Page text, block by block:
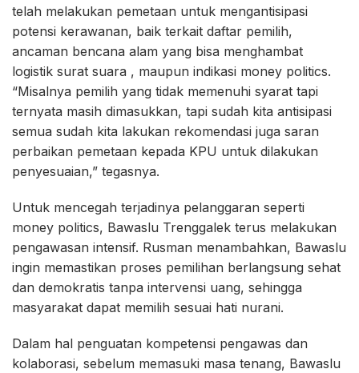
telah melakukan pemetaan untuk mengantisipasi
potensi kerawanan, baik terkait daftar pemilih,
ancaman bencana alam yang bisa menghambat
logistik surat suara , maupun indikasi money politics.
“Misalnya pemilih yang tidak memenuhi syarat tapi
ternyata masih dimasukkan, tapi sudah kita antisipasi
semua sudah kita lakukan rekomendasi juga saran
perbaikan pemetaan kepada KPU untuk dilakukan
penyesuaian,” tegasnya.
Untuk mencegah terjadinya pelanggaran seperti
money politics, Bawaslu Trenggalek terus melakukan
pengawasan intensif. Rusman menambahkan, Bawaslu
ingin memastikan proses pemilihan berlangsung sehat
dan demokratis tanpa intervensi uang, sehingga
masyarakat dapat memilih sesuai hati nurani.
Dalam hal penguatan kompetensi pengawas dan
kolaborasi, sebelum memasuki masa tenang, Bawaslu